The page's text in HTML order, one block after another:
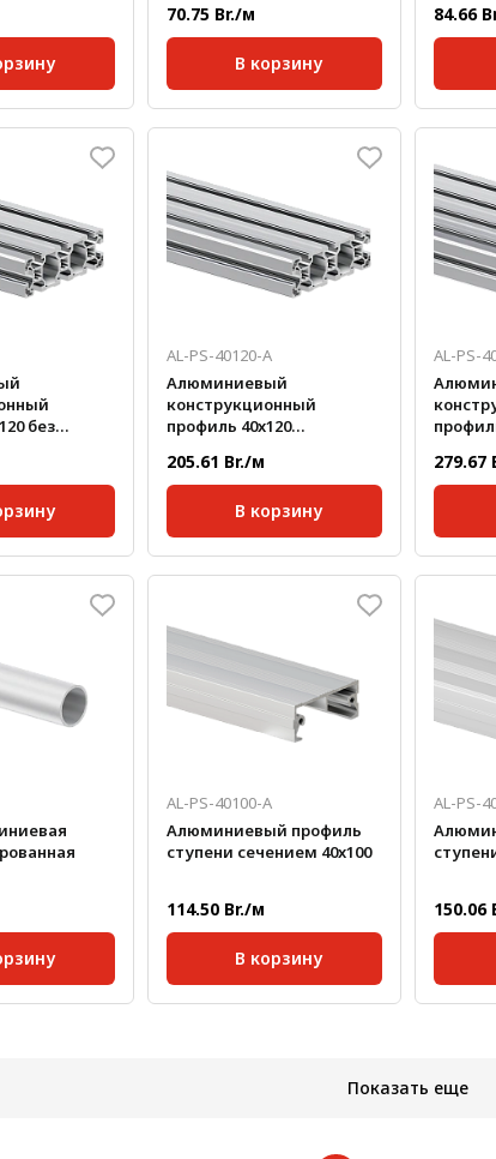
0,014
70.75 Br./м
В корзину
Серия:
40;
10 мм;
Сечение профиля,
мм:
Стандартная длина,
мм:
6000
Масса, кг/м:
1,5
84.66
Серия:
мм:
мм:
Масса,
без
40;
10 мм;
длина,
6000
4,158
AL-PS-40120-A
Алюминиевый
конструкционный
профиль 40x120
205.61 Br./м
В корзину
Серия:
40;
10 мм;
Сечение профиля,
Стандартная длина,
мм:
6000
Масса, кг/м:
4,158
AL-PS-
279.67
Серия:
мм:
Масса,
длина,
AL-PS-40100-A
Алюминиевый профиль
ступени сечением 40x100
114.50 Br./м
В корзину
Серия:
40;
6000
AL-PS-
150.06
Серия:
мм:
Показать еще